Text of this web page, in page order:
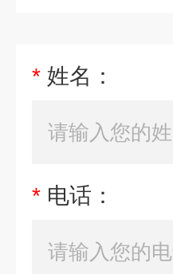
* 姓名：
* 电话：